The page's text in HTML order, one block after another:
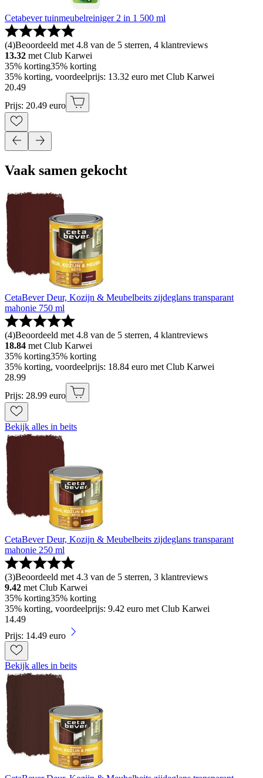
Cetabever tuinmeubelreiniger 2 in 1 500 ml
(4)Beoordeeld met 4.8 van de 5 sterren, 4 klantreviews
13.32 met Club Karwei
35% korting35% korting
35% korting, voordeelprijs: 13.32 euro met Club Karwei
20.49
Prijs: 20.49 euro
Vaak samen gekocht
CetaBever Deur, Kozijn & Meubelbeits zijdeglans transparant
mahonie 750 ml
(4)Beoordeeld met 4.8 van de 5 sterren, 4 klantreviews
18.84 met Club Karwei
35% korting35% korting
35% korting, voordeelprijs: 18.84 euro met Club Karwei
28.99
Prijs: 28.99 euro
Bekijk alles in beits
CetaBever Deur, Kozijn & Meubelbeits zijdeglans transparant
mahonie 250 ml
(3)Beoordeeld met 4.3 van de 5 sterren, 3 klantreviews
9.42 met Club Karwei
35% korting35% korting
35% korting, voordeelprijs: 9.42 euro met Club Karwei
14.49
Prijs: 14.49 euro
Bekijk alles in beits